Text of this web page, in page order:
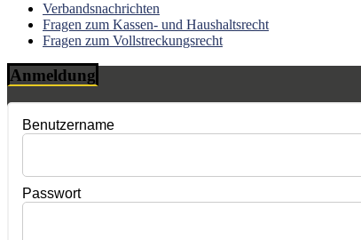
Verbandsnachrichten
Fragen zum Kassen- und Haushaltsrecht
Fragen zum Vollstreckungsrecht
Anmeldung
Benutzername
Passwort